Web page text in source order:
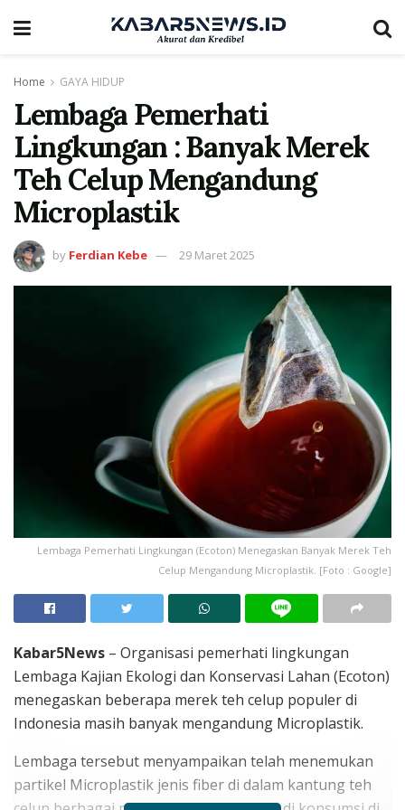
Home GAYA HIDUP
Lembaga Pemerhati
Lingkungan : Banyak Merek
Teh Celup Mengandung
Microplastik
by Ferdian Kebe 29 Maret 2025
Lembaga Pemerhati Lingkungan (Ecoton) Menegaskan Banyak Merek Teh
Celup Mengandung Microplastik. [Foto : Google]
Kabar5News – Organisasi pemerhati lingkungan
Lembaga Kajian Ekologi dan Konservasi Lahan (Ecoton)
menegaskan beberapa merek teh celup populer di
Indonesia masih banyak mengandung Microplastik.
Lembaga tersebut menyampaikan telah menemukan
partikel Microplastik jenis fiber di dalam kantung teh